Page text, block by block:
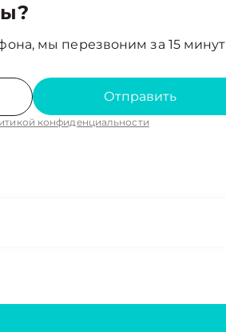
мы перезвоним за 15 минут
Отправить
конфиденциальности